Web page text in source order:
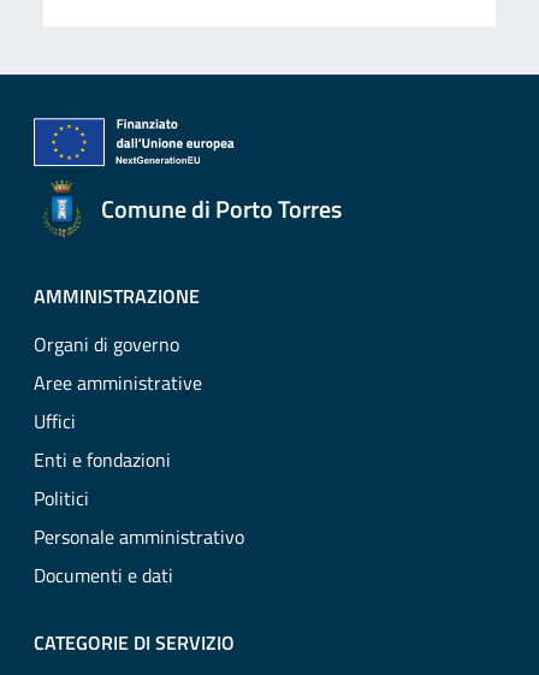
Comune di Porto Torres
AMMINISTRAZIONE
Organi di governo
Aree amministrative
Uffici
Enti e fondazioni
Politici
Personale amministrativo
Documenti e dati
CATEGORIE DI SERVIZIO